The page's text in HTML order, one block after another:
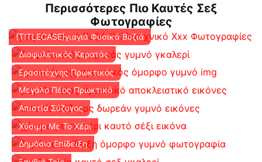
Περισσότερες Πιο Καυτές Σεξ
Φωτογραφίες
{TITLECASE}γιαγιά Φυσικά Βυζιά
Διαφυλετικός Κερατάς
Ερασιτέχνης Πρωκτικός
Μεγάλο Πέος Πρωκτικό
Απιστία Σύζυγος
Χύσιμο Με Το Χέρι
Δημόσια Επίδειξη